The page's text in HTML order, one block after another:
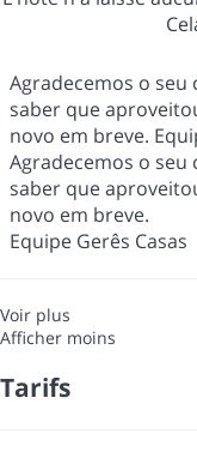
Agradecemos o
saber que
novo em breve.
Agradecemos o
saber que
novo em breve.
Equipe Gerês Casas
Voir plus
Afficher moins
Tarifs